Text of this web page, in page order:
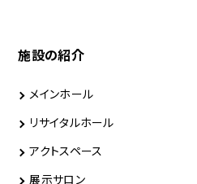
施設の紹介
メインホール
リサイタルホール
アクトスペース
展示サロン